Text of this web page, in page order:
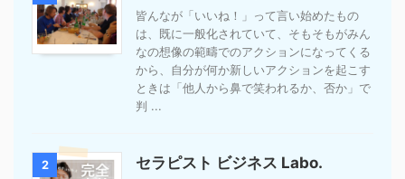
皆んなが「いいね！」って言い始めたもの
は、既に一般化されていて、そもそもがみん
なの想像の範疇でのアクションになってくる
から、自分が何か新しいアクションを起こす
ときは「他人から鼻で笑われるか、否か」で
判 ...
2 セラピスト ビジネス Labo.